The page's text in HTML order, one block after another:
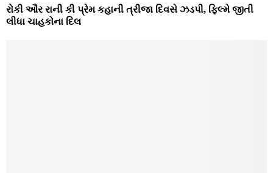
રોકી ઔર રાની કી પ્રેમ કહાની ત્રીજા દિવસે ઝડપી, ફિલ્મે જીતી
લીધા ચાહકોના દિલ